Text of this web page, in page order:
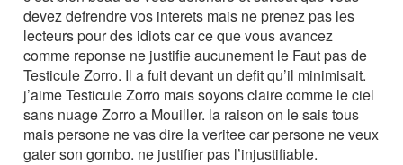
devez defrendre vos interets mais ne prenez pas les
lecteurs pour des idiots car ce que vous avancez
comme reponse ne justifie aucunement le Faut pas de
Testicule Zorro. Il a fuit devant un defit qu’il minimisait.
j’aime Testicule Zorro mais soyons claire comme le ciel
sans nuage Zorro a Mouiller. la raison on le sais tous
mais persone ne vas dire la veritee car persone ne veux
gater son gombo. ne justifier pas l’injustifiable.